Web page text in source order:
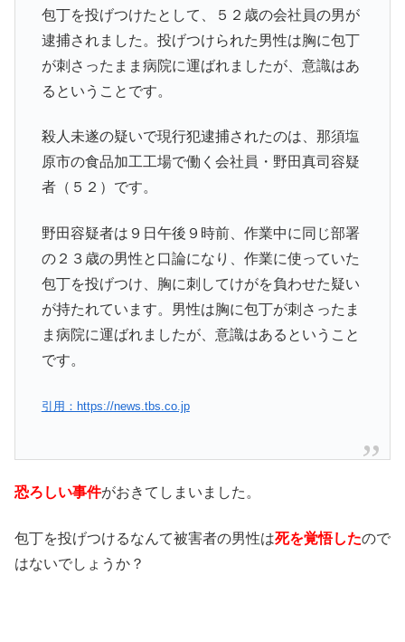
包丁を投げつけたとして、５２歳の会社員の男が
逮捕されました。投げつけられた男性は胸に包丁
が刺さったまま病院に運ばれましたが、意識はあ
るということです。
殺人未遂の疑いで現行犯逮捕されたのは、那須塩
原市の食品加工工場で働く会社員・野田真司容疑
者（５２）です。
野田容疑者は９日午後９時前、作業中に同じ部署
の２３歳の男性と口論になり、作業に使っていた
包丁を投げつけ、胸に刺してけがを負わせた疑い
が持たれています。男性は胸に包丁が刺さったま
ま病院に運ばれましたが、意識はあるということ
です。
引用：https://news.tbs.co.jp
恐ろしい事件がおきてしまいました。
包丁を投げつけるなんて被害者の男性は死を覚悟したので
はないでしょうか？